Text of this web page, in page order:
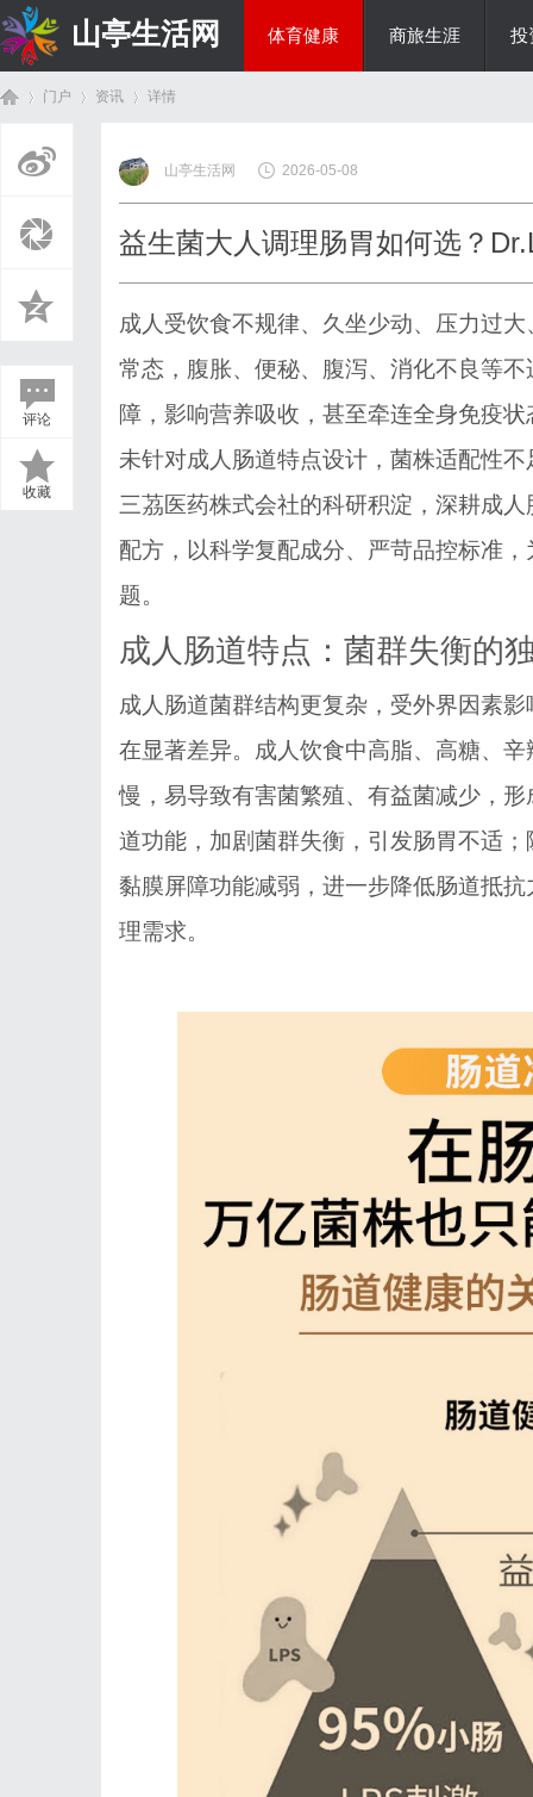
山亭生活网 体育健康 商旅生涯 投
门户 资讯
›
详情
评论
收藏
山亭生活网 2026-05-08
益生菌大人调理肠胃如何选？
成人受饮食不规律、久坐少动、压力过
常态，腹胀、便秘、腹泻、消化不良等
障，影响营养吸收，甚至牵连全身免疫
未针对成人肠道特点设计，菌株适配性
三茘医药株式会社的科研积淀，深耕成
配方，以科学复配成分、严苛品控标准
题。
成人肠道特点：菌群失衡的
成人肠道菌群结构更复杂，受外界因素
在显著差异。成人饮食中高脂、高糖、
慢，易导致有害菌繁殖、有益菌减少，
道功能，加剧菌群失衡，引发肠胃不适
黏膜屏障功能减弱，进一步降低肠道抵
理需求。